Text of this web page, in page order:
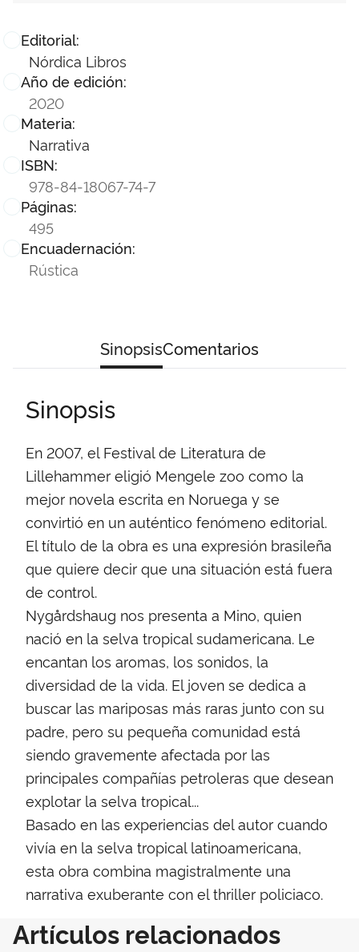
Editorial:
Nórdica Libros
Año de edición:
2020
Materia:
Narrativa
ISBN:
978-84-18067-74-7
Páginas:
495
Encuadernación:
Rústica
SinopsisComentarios
Sinopsis
En 2007, el Festival de Literatura de
Lillehammer eligió Mengele zoo como la
mejor novela escrita en Noruega y se
convirtió en un auténtico fenómeno editorial.
El título de la obra es una expresión brasileña
que quiere decir que una situación está fuera
de control.
Nygårdshaug nos presenta a Mino, quien
nació en la selva tropical sudamericana. Le
encantan los aromas, los sonidos, la
diversidad de la vida. El joven se dedica a
buscar las mariposas más raras junto con su
padre, pero su pequeña comunidad está
siendo gravemente afectada por las
principales compañías petroleras que desean
explotar la selva tropical...
Basado en las experiencias del autor cuando
vivía en la selva tropical latinoamericana,
esta obra combina magistralmente una
narrativa exuberante con el thriller policiaco.
Artículos relacionados